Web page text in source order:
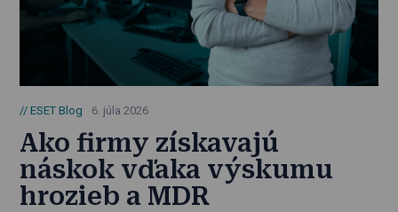
ESET Blog 6. júla 2026
Ako firmy získavajú
náskok vďaka výskumu
hrozieb a MDR